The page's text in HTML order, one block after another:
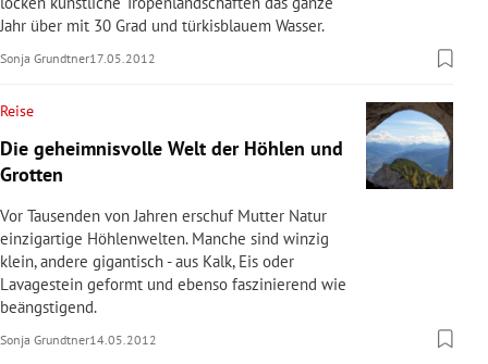
Jahr über mit 30 Grad und türkisblauem Wasser.
Sonja Grundtner17.05.2012
Reise
Die geheimnisvolle Welt der Höhlen und
Grotten
Vor Tausenden von Jahren erschuf Mutter Natur
einzigartige Höhlenwelten. Manche sind winzig
klein, andere gigantisch - aus Kalk, Eis oder
Lavagestein geformt und ebenso faszinierend wie
beängstigend.
Sonja Grundtner14.05.2012